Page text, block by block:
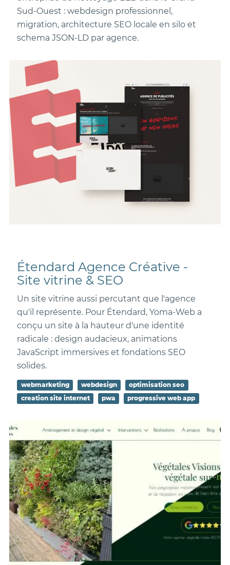
Sud-Ouest : webdesign professionnel,
migration, architecture SEO locale en silo et
schema JSON-LD par agence.
Étendard Agence Créative -
Site vitrine & SEO
Un site vitrine aussi percutant que l'agence
qu'il représente. Pour Étendard, Yoma-Web a
conçu un site à la hauteur d'une identité
radicale : design audacieux, animations
JavaScript immersives et fondations SEO
solides.
webmarketing webdesign
optimisation seo
creation site internet
pwa progressive web app